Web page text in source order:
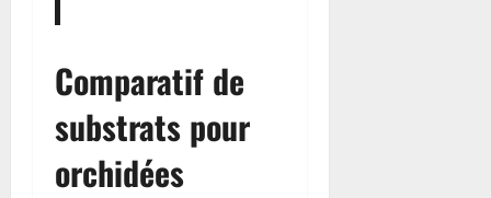
Comparatif de
substrats pour
orchidées